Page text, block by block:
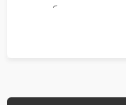
срабатывания
температуры и